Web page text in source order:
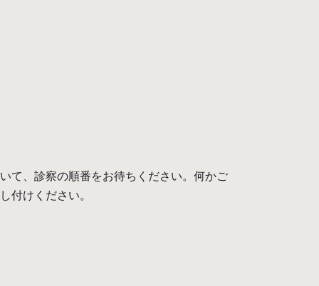
て、診察の順番をお待ちください。何かご
付けください。